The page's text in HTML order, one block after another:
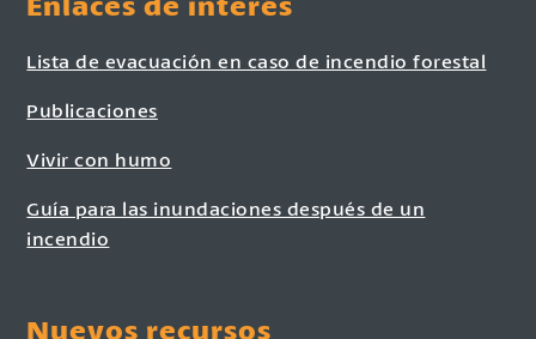
Lista de evacuación en caso de incendio forestal
Publicaciones
Vivir con humo
Guía para las inundaciones después de un
incendio
Nuevos recursos